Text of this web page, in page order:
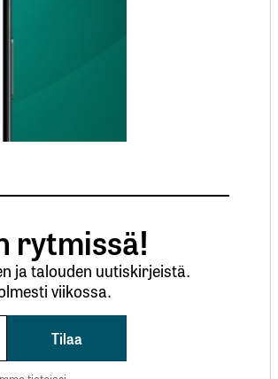
rytmissä!
ja talouden uutiskirjeistä.
viikossa.